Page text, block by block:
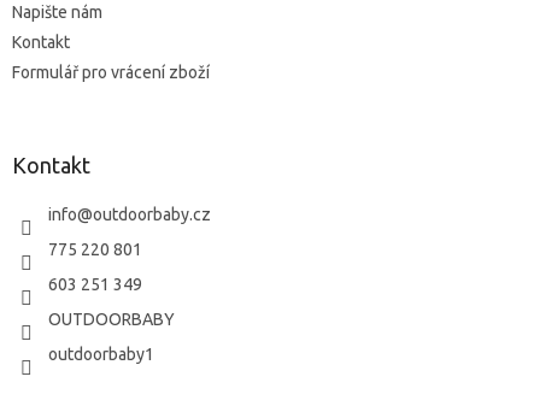
Napište nám
Kontakt
Formulář pro vrácení zboží
Kontakt
info@outdoorbaby.cz
775 220 801
603 251 349
OUTDOORBABY
outdoorbaby1